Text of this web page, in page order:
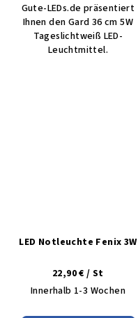
Gute-LEDs.de präsentiert
Ihnen den Gard 36 cm 5W
Tageslichtweiß LED-
Leuchtmittel.
LED Notleuchte Fenix 3W
22,90 €/ St
Innerhalb 1-3 Wochen